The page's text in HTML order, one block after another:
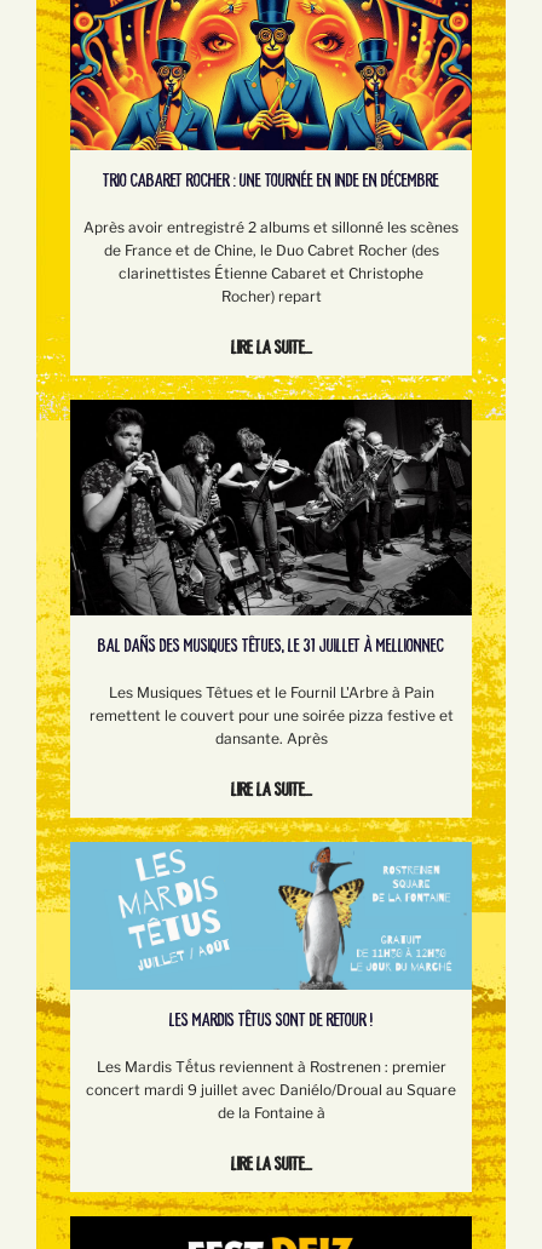
TRIO CABARET ROCHER : UNE TOURNÉE EN INDE EN DÉCEMBRE
Après avoir entregistré 2 albums et sillonné les scènes
de France et de Chine, le Duo Cabret Rocher (des
clarinettistes Étienne Cabaret et Christophe
Rocher) repart
Lire la suite...
BAL DAÑS DES MUSIQUES TÊTUES, LE 31 JUILLET À MELLIONNEC
Les Musiques Têtues et le Fournil L'Arbre à Pain
remettent le couvert pour une soirée pizza festive et
dansante. Après
Lire la suite...
LES MARDIS TÊTUS SONT DE RETOUR !
Les Mardis Tếtus reviennent à Rostrenen : premier
concert mardi 9 juillet avec Daniélo/Droual au Square
de la Fontaine à
Lire la suite...